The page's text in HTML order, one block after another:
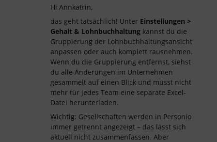
Hi Annkatrin,
das geht tatsächlich! Unter Einstellungen >
Gehalt & Lohnbuchhaltung kannst du die
Gruppierung der Lohnbuchhaltungsansicht
anpassen oder auch komplett rausnehmen.
Wenn du die Gruppierung entfernst, siehst
du alle Änderungen im Unternehmen
gesammelt auf einen Blick und musst nicht
mehr für jedes Team eine separate Excel-
Datei herunterladen.
Wichtig: Gesellschaften werden in Personio
immer getrennt angezeigt – das lässt sich
aktuell nicht zusammenfassen. Aber